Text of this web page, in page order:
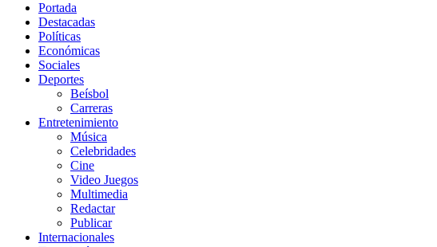
Portada
Destacadas
Políticas
Económicas
Sociales
Deportes
Beísbol
Carreras
Entretenimiento
Música
Celebridades
Cine
Video Juegos
Multimedia
Redactar
Publicar
Internacionales